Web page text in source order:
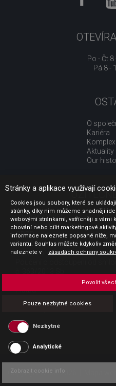
Po - Čt 8
Pá 8 -
O
Kariéra
Aktuality
Our
Jak nakupovat
Obchodní podmínky
GDPR - ochrana osobních
Profil zadavatele
Sdělení před uzavřením kupní
Platba
Povinná publicita
Copyright CESK 2026 |
Stránky a aplikace využívají
Cookies jsou soubory, které se
stránky, díky nim můžeme snadněji
webovými stránkami, vstřícněji s vámi
chování nebo cílit marketingové
informace naleznete popsané níže,
variantu. Souhlas můžete kdykoliv
naleznete v
zásadách ochrany
Pouze nezbytné cookies
Povolit
Nezbytné
Analytické
Zobrazit cookie info